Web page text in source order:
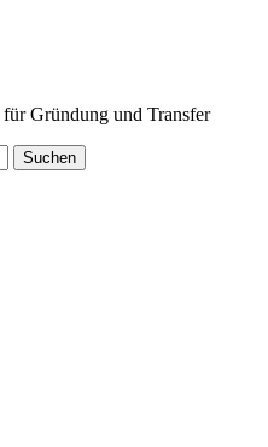
Suchen
Gründung und Transfer